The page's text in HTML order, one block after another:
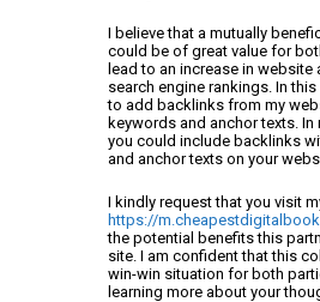
I believe that a mutually
could be of great value for
lead to an increase in website
search engine rankings. In
to add backlinks from my
keywords and anchor texts.
you could include backlinks
and anchor texts on your
I kindly request that you visit
https://
the potential benefits this
site. I am confident that this
win-win situation for both
learning more about your